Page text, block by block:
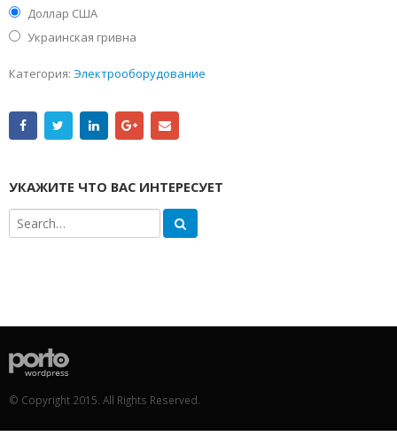
Доллар США
Украинская гривна
Категория: Электрооборудование
УКАЖИТЕ ЧТО ВАС ИНТЕРЕСУЕТ
© Copyright 2015. All Rights Reserved.